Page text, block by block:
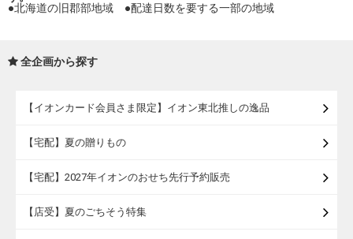
●北海道の旧郡部地域 ●配達日数を要する一部の地域
全企画から探す
【イオンカード会員さま限定】イオン東北推しの逸品
【宅配】夏の贈りもの
【宅配】2027年イオンのおせち先行予約販売
【店受】夏のごちそう特集